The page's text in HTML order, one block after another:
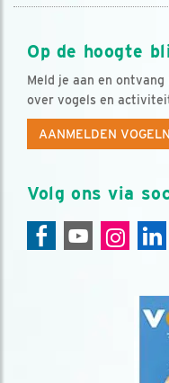
Op de hoogte
Meld je aan en
over vogels en
AANMELDEN
Volg ons via